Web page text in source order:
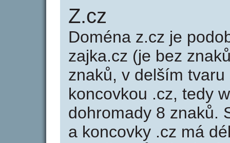
Z.cz
Doména z.cz je
zajka.cz (je bez
znaků, v delším
koncovkou .cz, tedy
dohromady 8 znaků.
a koncovky .cz má